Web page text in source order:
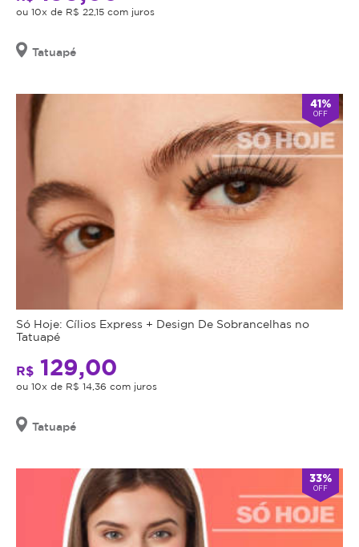
ou 10x de R$ 22,15 com juros
Tatuapé
41%
OFF
Só Hoje: Cílios Express + Design De Sobrancelhas no
Tatuapé
R$ 129,00
ou 10x de R$ 14,36 com juros
Tatuapé
33%
OFF